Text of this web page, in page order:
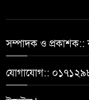
সম্পাদক ও
যোগাযোগ::